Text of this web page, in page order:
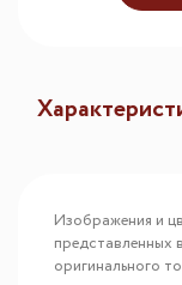
Изображения и
представленных
оригинального